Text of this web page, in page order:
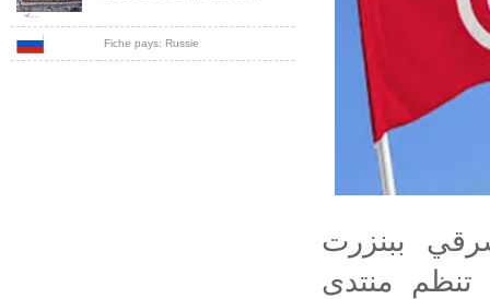
Fiche pays: Russie
ببنزرت
تنظم منتدى